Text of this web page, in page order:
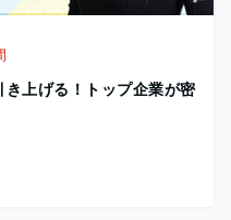
き上げる！トップ企業が密